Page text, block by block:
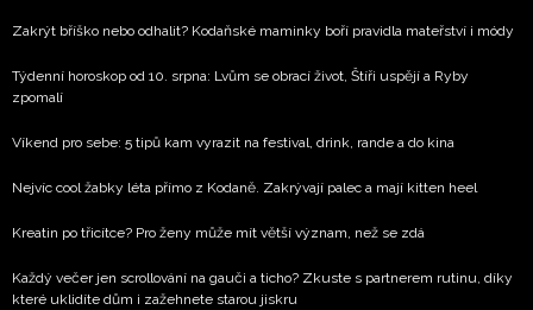
Zakrýt bříško nebo odhalit? Kodaňské maminky boří pravidla mateřství i módy
Týdenní horoskop od 10. srpna: Lvům se obrací život, Štíři uspějí a Ryby
zpomalí
Víkend pro sebe: 5 tipů kam vyrazit na festival, drink, rande a do kina
Nejvíc cool žabky léta přímo z Kodaně. Zakrývají palec a mají kitten heel
Kreatin po třicítce? Pro ženy může mít větší význam, než se zdá
Každý večer jen scrollování na gauči a ticho? Zkuste s partnerem rutinu, díky
které uklidíte dům i zažehnete starou jiskru